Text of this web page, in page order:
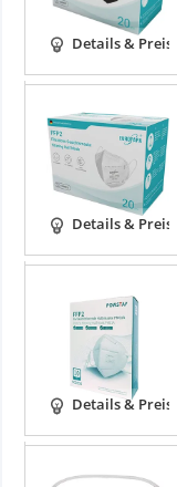
Details & Preise
Details & Preise
Details & Preise